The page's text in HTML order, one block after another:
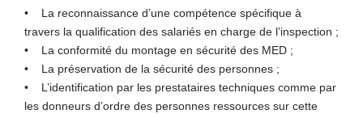
• La reconnaissance d’une compétence spécifique à
travers la qualification des salariés en charge de l’inspection ;
• La conformité du montage en sécurité des MED ;
• La préservation de la sécurité des personnes ;
• L’identification par les prestataires techniques comme par
les donneurs d’ordre des personnes ressources sur cette